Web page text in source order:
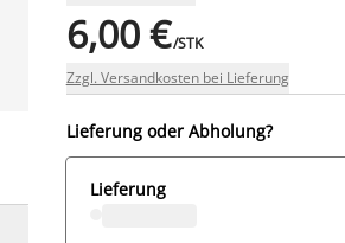
6,00 €/STK
Zzgl. Versandkosten bei Lieferung
Lieferung oder Abholung?
Lieferung